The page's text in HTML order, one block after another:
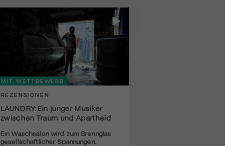
MIT WETTBEWERB
REZENSIONEN
LAUNDRY: Ein junger Musiker
zwischen Traum und Apartheid
Ein Waschsalon wird zum Brennglas
gesellschaftlicher Spannungen.